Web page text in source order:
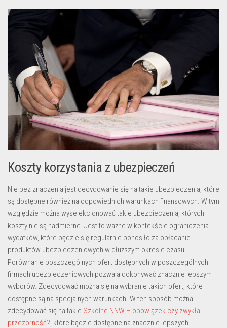
Koszty korzystania z ubezpieczeń
Nie bez znaczenia jest decydowanie się na takie ubezpieczenia, które
są dostępne również na odpowiednich warunkach finansowych. W tym
względzie można wyselekcjonować takie ubezpieczenia, których
koszty nie są nadmierne. Jest to ważne w kontekście ograniczenia
wydatków, które będzie się regularnie ponosiło za opłacanie
produktów ubezpieczeniowych w dłuższym okresie czasu.
Porównanie poszczególnych ofert dostępnych w poszczególnych
firmach ubezpieczeniowych pozwala dokonywać znacznie lepszym
wyborów. Zdecydować można się na wybranie takich ofert, które
dostępne są na specjalnych warunkach. W ten sposób można
zdecydować się na takie Szkolne NNW – obowiązek czy zwykła
przezorność?, które będzie dostępne na znacznie lepszych